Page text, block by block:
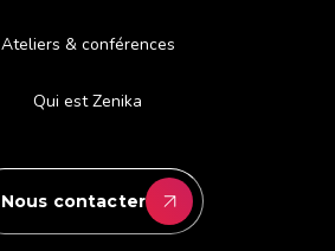
Ateliers & conférences
Qui est Zenika
Nous contacter